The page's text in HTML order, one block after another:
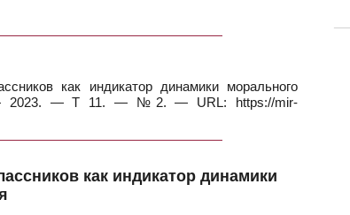
как индикатор динамики морального
— 2023. — Т 11. — №2. — URL: https://mir-
как индикатор динамики